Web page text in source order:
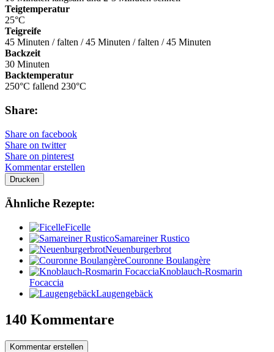
Teigtemperatur
25°C
Teigreife
45 Minuten / falten / 45 Minuten / falten / 45 Minuten
Backzeit
30 Minuten
Backtemperatur
250°C fallend 230°C
Share:
Share on facebook
Share on twitter
Share on pinterest
Kommentar erstellen
Drucken
Ähnliche Rezepte:
Ficelle
Samareiner Rustico
Neuenburgerbrot
Couronne Boulangère
Knoblauch-Rosmarin
Focaccia
Laugengebäck
140 Kommentare
Kommentar erstellen